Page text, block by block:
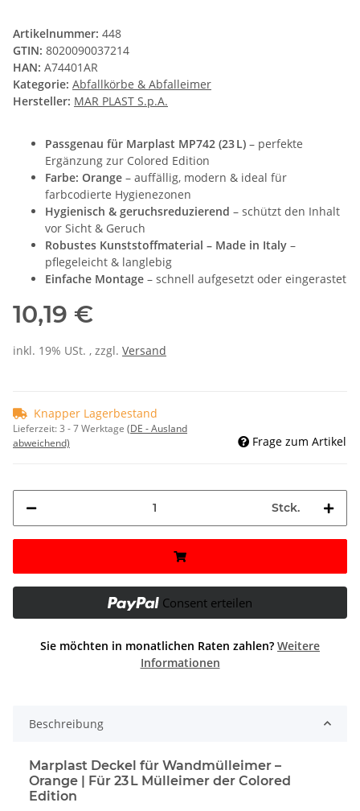
Artikelnummer: 448
GTIN: 8020090037214
HAN: A74401AR
Kategorie: Abfallkörbe & Abfalleimer
Hersteller: MAR PLAST S.p.A.
Passgenau für Marplast MP742 (23 L) – perfekte
Ergänzung zur Colored Edition
Farbe: Orange – auffällig, modern & ideal für
farbcodierte Hygienezonen
Hygienisch & geruchsreduzierend – schützt den Inhalt
vor Sicht & Geruch
Robustes Kunststoffmaterial – Made in Italy –
pflegeleicht & langlebig
Einfache Montage – schnell aufgesetzt oder eingerastet
10,19 €
inkl. 19% USt. , zzgl. Versand
Knapper Lagerbestand
Lieferzeit:3 - 7 Werktage (DE - Ausland
abweichend)
Frage zum Artikel
Stck.
Consent erteilen
Sie möchten in monatlichen Raten zahlen? Weitere
Informationen
Beschreibung
Marplast Deckel für Wandmülleimer –
Orange | Für 23 L Mülleimer der Colored
Edition